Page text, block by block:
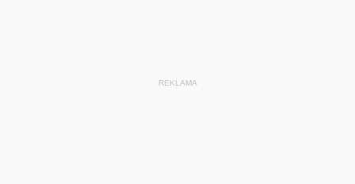
REKLAMA